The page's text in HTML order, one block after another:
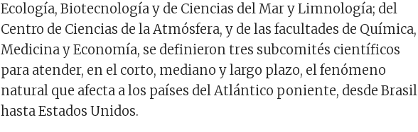
Ecología, Biotecnología y de Ciencias del Mar y Limnología; del
Centro de Ciencias de la Atmósfera, y de las facultades de Química,
Medicina y Economía, se definieron tres subcomités científicos
para atender, en el corto, mediano y largo plazo, el fenómeno
natural que afecta a los países del Atlántico poniente, desde Brasil
hasta Estados Unidos.